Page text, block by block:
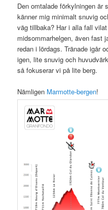
Den omtalade förkylningen är
känner mig minimalt snuvig
väg tillbaka? Har i alla fall
midsommarhelgen, även fast
redan i lördags. Tränade igår
igen, lite snuvig och
så fokuserar vi på lite berg.
Nämligen Marmotte-bergen!